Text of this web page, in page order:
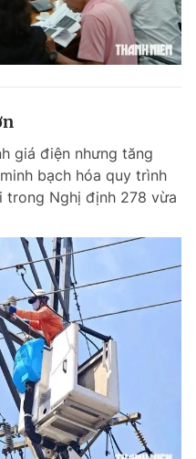
giá điện nhưng tăng
bạch hóa quy trình
trong Nghị định 278 vừa